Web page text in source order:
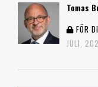
Tomas
FÖR
JULI,